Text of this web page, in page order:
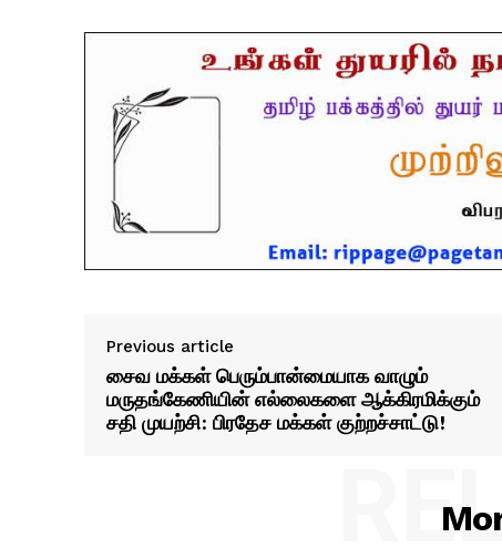
Previous article
சைவ மக்கள் பெரும்பான்மையாக வாழும்
மருதங்கேணியின் எல்லைகளை ஆக்கிரமிக்கும்
சதி முயற்சி: பிரதேச மக்கள் குற்றச்சாட்டு!